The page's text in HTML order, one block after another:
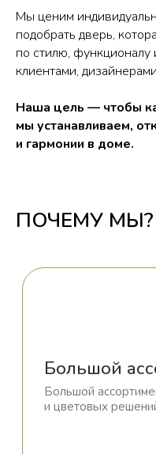
Мы ценим
подобрать дверь,
по стилю, функционалу
клиентами,
Наша цель — чтобы
мы устанавливаем,
и гармонии в доме.
ПОЧЕМУ МЫ?